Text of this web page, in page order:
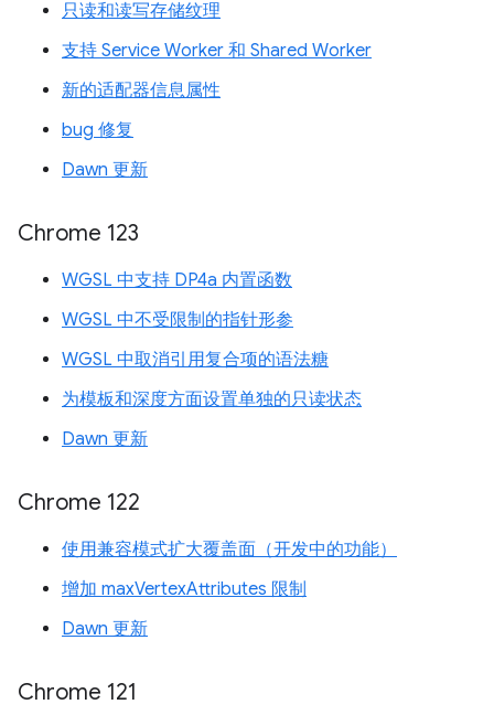
只读和读写存储纹理
支持 Service Worker 和 Shared Worker
新的适配器信息属性
bug 修复
Dawn 更新
Chrome 123
WGSL 中支持 DP4a 内置函数
WGSL 中不受限制的指针形参
WGSL 中取消引用复合项的语法糖
为模板和深度方面设置单独的只读状态
Dawn 更新
Chrome 122
使用兼容模式扩大覆盖面（开发中的功能）
增加 maxVertexAttributes 限制
Dawn 更新
Chrome 121